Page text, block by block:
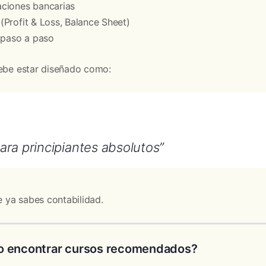
bancarias
& Loss, Balance Sheet)
a paso
estar diseñado como:
principiantes absolutos”
ya sabes contabilidad.
encontrar cursos recomendados?